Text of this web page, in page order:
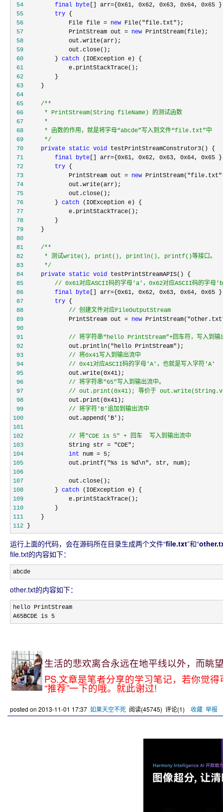
54
final byte [] arr={0x61, 0x62, 0x63, 0x64, 0x65
55
try
56
             File file =
new File("file.txt"
57
             PrintStream out =
new
58
59
60
         }
catch
61
62
63
64
65
/**
66
67
68
69
*/
70
private static void
71
final byte [] arr={0x61, 0x62, 0x63, 0x64, 0x65
72
try
73
             PrintStream out =
new PrintStream("file.txt"
74
75
76
         }
catch
77
78
79
80
81
/**
82
83
*/
84
private static void
85
// 0x61对应ASCII码的字母'a'，0x62对应ASCII码的字
86
final byte [] arr={0x61, 0x62, 0x63, 0x64, 0x65
87
try
88
// 创建文件对应FileOutputStream
89
             PrintStream out =
new
90
91
// 将字符串“hello PrintStream”+回车符，写入到输
92
             out.println("hello PrintStream"
93
//
94
// 0x41对应ASCII码的字母'A'，也就是写入字符'A'
95
             out.write(0x41
96
//
97
// out.print(0x41); 等价于
98
             out.print(0x41
99
// 将字符'B'追加到输出流中
100
             out.append('B'
101
102
// 将"CDE is 5" + 回车  写入到输出流中
103
             String str = "CDE"
104
int num = 5
105
             out.printf("%s is %d\n"
106
107
108
         }
catch
109
110
111
112 }
运行上面的代码，会在源码所在目录生成两个文件“file.txt”和“
file.txt的内容如下：
abcde
other.txt的内容如下：
hello PrintStream
A65BCDE is 5
生活的悲欢离合永远在地平线以外，而眺
PS.文章是笔者分享的学习笔记，若你觉
“推荐”一下的哦。就此谢过!
posted on 2013-11-01 17:37 如果天空不死 阅读(45745) 评论(1) 收藏 举报